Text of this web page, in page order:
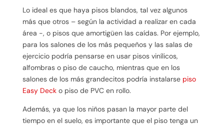
Lo ideal es que haya pisos blandos, tal vez algunos
más que otros – según la actividad a realizar en cada
área -, o pisos que amortigüen las caídas. Por ejemplo,
para los salones de los más pequeños y las salas de
ejercicio podría pensarse en usar pisos vinílicos,
alfombras o piso de caucho, mientras que en los
salones de los más grandecitos podría instalarse piso
Easy Decko piso de PVC en rollo.
Además, ya que los niños pasan la mayor parte del
tiempo en el suelo, es importante que el piso tenga un